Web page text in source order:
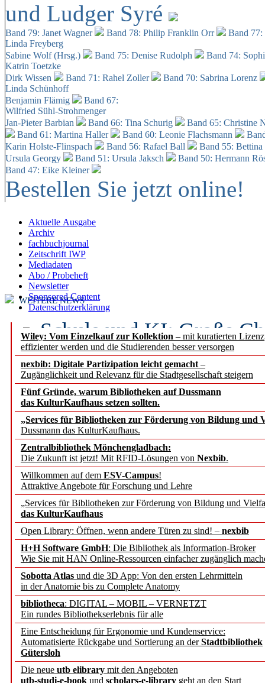
und Ludger Syré
Band 79: Janet Wagner Band 78: Philip Franklin Orr
Band
Linda Freyberg
Sabine Wolf (Hrsg.)
Band 75: Denise Rudolph
Band 74:
Katrin Toetzke
Dirk Wissen
Band 71: Rahel Zoller
Band 70: Sabrina Lorenz
Linda Schünhoff
Benjamin Flämig
Band 67:
Wilfried Sühl-Strohmenger
Jan-Pieter Barbian
Band 66: Tina Schurig
Band 65: Christine
Band 61: Martina Haller
Band 60: Leonie Flachsmann
Karin Holste-Flinspach
Band 56: Rafael Ball
Band 55:
Ursula Georgy
Band 51: Ursula Jaksch Band 50: Hermann
Band 47: Eike Kleiner
Bestellen Sie jetzt online!
Aktuelle Ausgabe
Archiv
fachbuchjournal
Zeitschrift IWP
Mediadaten
Abo / Probeheft
Newsletter
Sponsored Content
Datenschutzerklärung
Wiley: Vom Einzelkauf zur Kollektion – mit kuratierten
effizienter werden und die Studierenden besser versorgen
nexbib: Digitale Partizipation leicht gemacht –
Zugänglichkeit und Relevanz für die Stadtgesellschaft steigern
Fünf Gründe, warum Bibliotheken auf Dussmann
das KulturKaufhaus setzen sollten.
„Services für Bibliotheken zur Förderung von Bildung und
Dussmann das KulturKaufhaus.
Zentralbibliothek Mönchengladbach:
Die Zukunft ist jetzt! Mit RFID-Lösungen von Nexbib.
Willkommen auf dem ESV-Campus!
Attraktive Angebote für Forschung und Lehre
„Services für Bibliotheken zur Förderung von Bildung und
das KulturKaufhaus
Open Library: Öffnen, wenn andere Türen zu sind! – nexbib
H+H Software GmbH: Die Bibliothek als Information-Broker
Wie Sie mit HAN Online-Ressourcen einfacher zugänglich
Sobotta Atlas und die 3D App: Von den ersten Lehrmitteln
in der Anatomie bis zu Complete Anatomy
bibliotheca: DIGITAL – MOBIL – VERNETZT
Ein rundes Bibliothekserlebnis für alle
Eine Entscheidung für Ergonomie und Kundenservice:
Automatisierte Rückgabe und Sortierung an derStadtbibliothek
Gütersloh
Die neue utb elibrary mit den Angeboten
utb-studi-e-book und scholars-e-library geht an den Start
WEITERE NEWS
Schule und KI: Große
Voraussetzungen
Erfolgreiches erstes
Segment Research –
angepasst
konstruktiv!
Mohr Siebeck
und die Zeitschrift für
Francke Attempto
EBSCO Information
Recherchefunktionen in
Sorbisches Institut neu
Geschichte und